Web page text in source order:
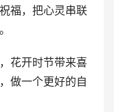
福，把心灵串联
花开时节带来喜
做一个更好的自